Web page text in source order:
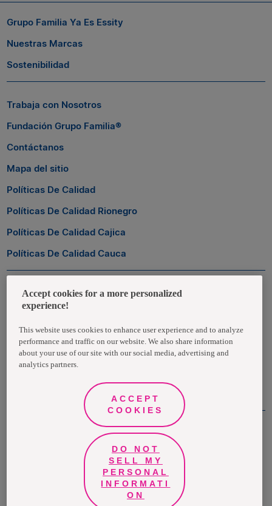
Si quieres seguir conectado con nosotros, suscríbete al boletín
de Grupo Familia® y entérate a tiempo de las novedades.
Grupo Familia Ya Es Essity
Nuestras Marcas
Sostenibilidad
Trabaja con Nosotros
Fundación Grupo Familia®
Contáctanos
Mapa del sitio
Políticas De Calidad
Políticas De Calidad Rionegro
Políticas De Calidad Cajica
Políticas De Calidad Cauca
Zona Transaccional
Clientes
Proveedores
©Grupo Familia® 2021
Todos los derechos reservados | Medellín - Colombia
Términos y condiciones
Accept cookies for a more personalized
experience!
This website uses cookies to enhance user experience and to analyze
performance and traffic on our website. We also share information
about your use of our site with our social media, advertising and
analytics partners.
ACCEPT
COOKIES
DO NOT
SELL MY
PERSONAL
INFORMATI
ON